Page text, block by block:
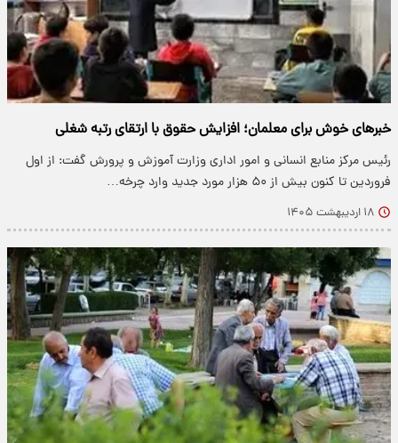
خبرهای خوش برای معلمان؛ افزایش حقوق با ارتقای رتبه شغلی
رئیس مرکز منابع انسانی و امور اداری وزارت آموزش و پرورش گفت: از اول
فروردین تا کنون بیش از ۵۰ هزار مورد جدید وارد چرخه…
۱۸ اردیبهشت ۱۴۰۵